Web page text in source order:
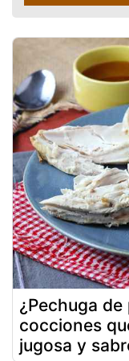
¿Pechuga
cocciones
jugosa y